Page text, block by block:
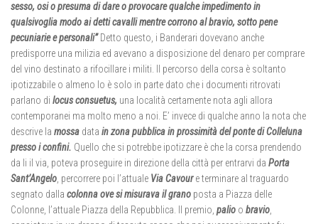
sesso, osi o presuma di dare o provocare qualche impedimento in
qualsivoglia modo ai detti cavalli mentre corrono al bravio, sotto pene
pecuniarie e personali”Detto questo, i Banderari dovevano anche
predisporre una milizia ed avevano a disposizione del denaro per comprare
del vino destinato a rifocillare i militi. Il percorso della corsa è soltanto
ipotizzabile o almeno lo è solo in parte dato che i documenti ritrovati
parlano di locus consuetus, una località certamente nota agli allora
contemporanei ma molto meno a noi. E’ invece di qualche anno la nota che
descrive la mossa data in zona pubblica in prossimità del ponte di Colleluna
presso i confini. Quello che si potrebbe ipotizzare è che la corsa prendendo
da li il via, poteva proseguire in direzione della città per entrarvi da Porta
Sant’Angelo , percorrere poi l’attuale Via Cavoure terminare al traguardo
segnato dalla colonna ove si misurava il grano posta a Piazza delle
Colonne, l’attuale Piazza della Repubblica. Il premio, palio o bravio